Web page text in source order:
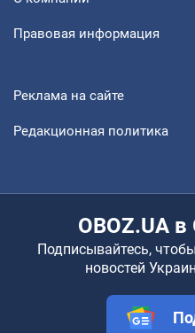
Правовая информация
Реклама на сайте
Редакционная политика
OBOZ.UA
Подписывайтесь,
новостей